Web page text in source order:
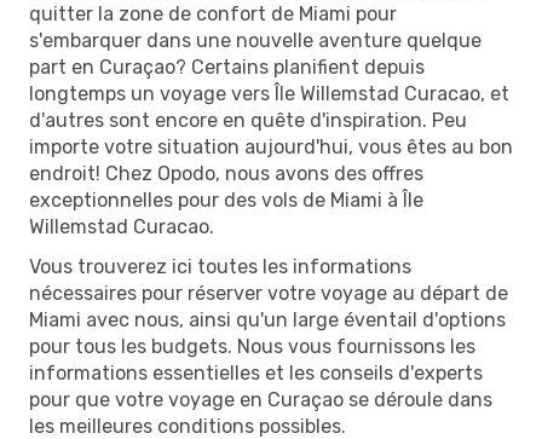
quitter la zone de confort de Miami pour
s'embarquer dans une nouvelle aventure quelque
part en Curaçao? Certains planifient depuis
longtemps un voyage vers Île Willemstad Curacao, et
d'autres sont encore en quête d'inspiration. Peu
importe votre situation aujourd'hui, vous êtes au bon
endroit! Chez Opodo, nous avons des offres
exceptionnelles pour des vols de Miami à Île
Willemstad Curacao.
Vous trouverez ici toutes les informations
nécessaires pour réserver votre voyage au départ de
Miami avec nous, ainsi qu'un large éventail d'options
pour tous les budgets. Nous vous fournissons les
informations essentielles et les conseils d'experts
pour que votre voyage en Curaçao se déroule dans
les meilleures conditions possibles.